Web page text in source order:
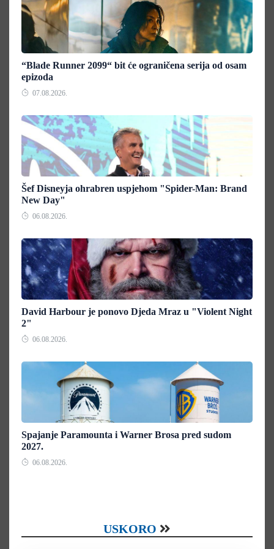
“Blade Runner 2099“ bit će ograničena serija od osam
epizoda
07.08.2026.
Šef Disneyja ohrabren uspjehom "Spider-Man: Brand
New Day"
06.08.2026.
David Harbour je ponovo Djeda Mraz u "Violent Night
2"
06.08.2026.
Spajanje Paramounta i Warner Brosa pred sudom
2027.
06.08.2026.
USKORO